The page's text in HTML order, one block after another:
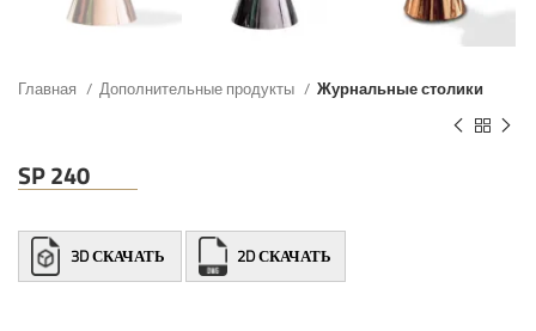
Главная Дополнительные продукты Журнальные столики
SP 240
3D СКАЧАТЬ 2D СКАЧАТЬ